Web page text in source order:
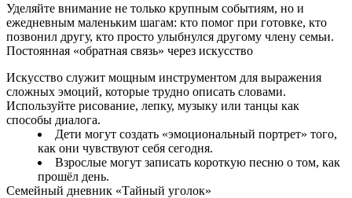
Уделяйте внимание не только крупным событиям, но и
ежедневным маленьким шагам: кто помог при готовке, кто
позвонил другу, кто просто улыбнулся другому члену семьи.
Постоянная «обратная связь» через искусство
Искусство служит мощным инструментом для выражения
сложных эмоций, которые трудно описать словами.
Используйте рисование, лепку, музыку или танцы как
способы диалога.
Дети могут создать «эмоциональный портрет» того,
как они чувствуют себя сегодня.
Взрослые могут записать короткую песню о том, как
прошёл день.
Семейный дневник «Тайный уголок»